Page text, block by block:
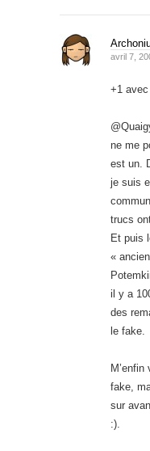
avril 7,
+1
ne me
est un.
je suis
trucs
Et puis
«
il y a
des
le fake.
fake,
sur
:).